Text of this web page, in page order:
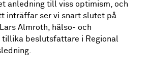
anledning till viss optimism, och
inträffar ser vi snart slutet på
Almroth, hälso- och
tillika beslutsfattare i Regional